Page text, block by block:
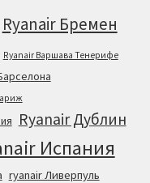
Ryanair Бремен
Ryanair Варшава Тенерифе
Ryanair Дублин
Испания
ryanair Ливерпуль